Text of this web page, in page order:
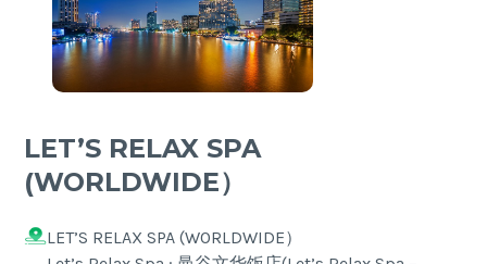
LET’S RELAX SPA
(WORLDWIDE）
LET’S RELAX SPA (WORLDWIDE）